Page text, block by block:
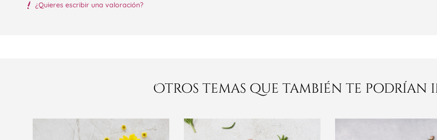
¿Quieres escribir una valoración?
Otros temas que también te podrían